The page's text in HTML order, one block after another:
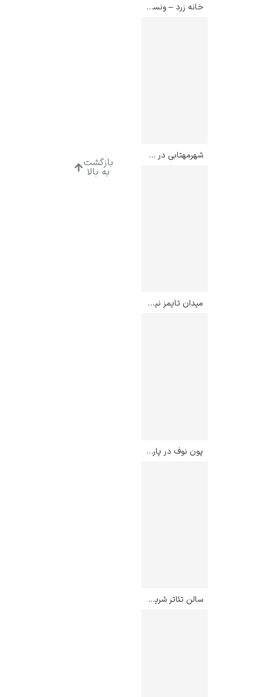
خانه زرد – ونسان ون گوگ
شهرمهتابی در شربورگ – هنری لوسیدنر
میدان تایمز نیویورک – خاویر مونتسول
پون نوف در پاریس – پیر آگوست رنوآر
سالن تئاتر شریدان – ادوارد هاپر
بازگشت
به بالا